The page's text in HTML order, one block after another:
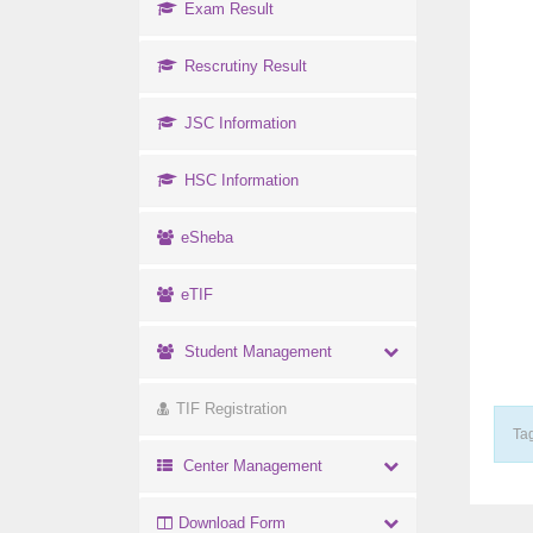
Exam Result
Rescrutiny Result
JSC Information
HSC Information
eSheba
eTIF
Student Management
TIF Registration
Center Management
Download Form